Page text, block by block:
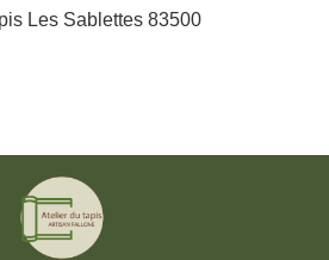
Les Sablettes 83500